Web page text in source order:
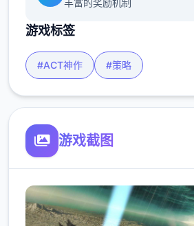
丰富的奖励机制
游戏标签
#ACT神作 #策略
游戏截图